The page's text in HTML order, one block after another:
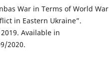
War in Terms of World War
in Eastern Ukraine”.
Available in
2020.